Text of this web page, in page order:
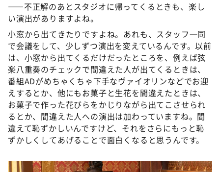
――不正解のあとスタジオに帰ってくるときも、楽し
い演出がありますよね。
小窓から出てきたりですよね。あれも、スタッフ一同
で会議をして、少しずつ演出を変えているんです。以前
は、小窓から出てくるだけだったところを、例えば弦
楽八重奏のチェックで間違えた人が出てくるときは、
番組ADがめちゃくちゃ下手なヴァイオリンなどでお迎
えするとか、他にもお菓子と生花を間違えたときは、
お菓子で作った花びらをかじりながら出てこさせられ
るとか、間違えた人への演出は加わっていますね。間
違えて恥ずかしいんですけど、それをさらにもっと恥
ずかしくしてあげることで面白くなると思うんです。